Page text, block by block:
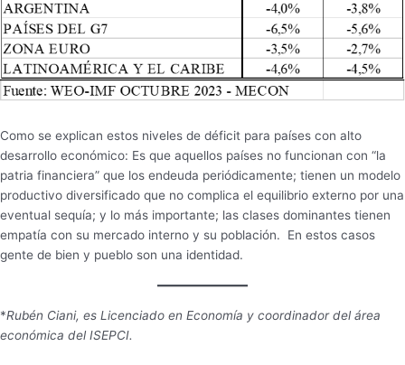
Como se explican estos niveles de déficit para países con alto
desarrollo económico: Es que aquellos países no funcionan con “la
patria financiera” que los endeuda periódicamente; tienen un modelo
productivo diversificado que no complica el equilibrio externo por una
eventual sequía; y lo más importante; las clases dominantes tienen
empatía con su mercado interno y su población. En estos casos
gente de bien y pueblo son una identidad.
*Rubén Ciani, es Licenciado en Economía y coordinador del área
económica del ISEPCI.